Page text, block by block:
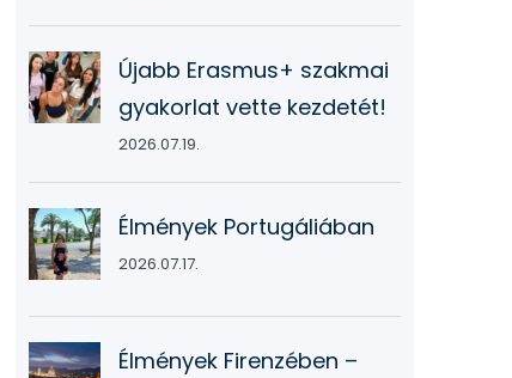
Újabb Erasmus+ szakmai
gyakorlat vette kezdetét!
2026.07.19.
Élmények Portugáliában
2026.07.17.
Élmények Firenzében –